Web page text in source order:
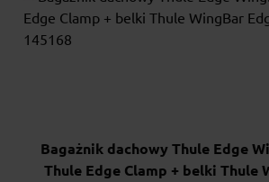
Bagażnik dachowy Thule Edge
Thule Edge Clamp + belki Thule